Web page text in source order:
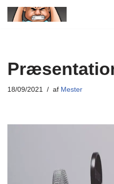
18/09/2021 af Mester